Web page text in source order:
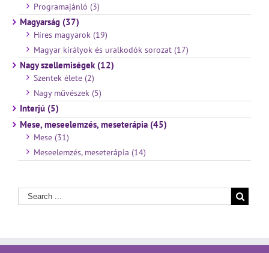
Programajánló (3)
Magyarság (37)
Híres magyarok (19)
Magyar királyok és uralkodók sorozat (17)
Nagy szellemiségek (12)
Szentek élete (2)
Nagy művészek (5)
Interjú (5)
Mese, meseelemzés, meseterápia (45)
Mese (31)
Meseelemzés, meseterápia (14)